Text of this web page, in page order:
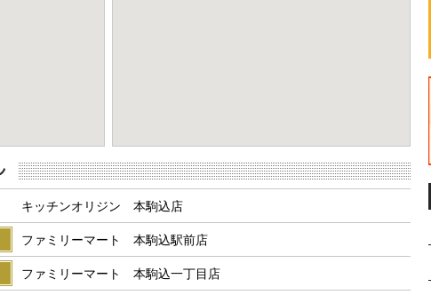
キッチンオリジン 本駒込店
ファミリーマート 本駒込駅前店
ファミリーマート 本駒込一丁目店